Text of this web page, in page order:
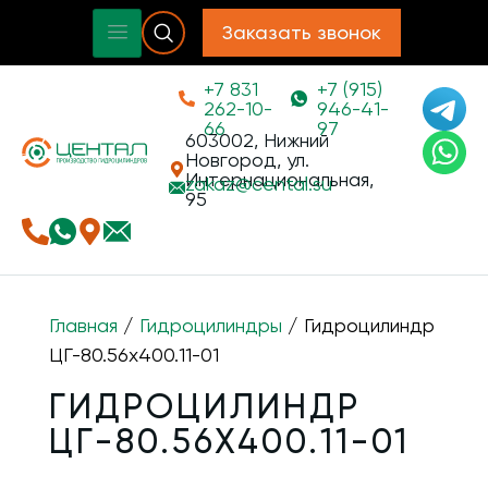
Заказать звонок
+7 831
262-10-
66
+7 (915)
946-41-
97
603002, Нижний
Новгород, ул.
Интернациональная,
95
zakaz@cental.su
Главная / Гидроцилиндры / Гидроцилиндр
ЦГ-80.56х400.11-01
ГИДРОЦИЛИНДР
ЦГ-80.56Х400.11-01